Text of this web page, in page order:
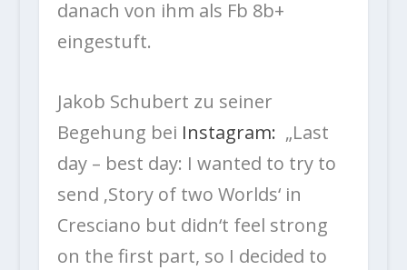
danach von ihm als Fb 8b+
eingestuft.
Jakob Schubert zu seiner
Begehung bei Instagram: „Last
day – best day: I wanted to try to
send ‚Story of two Worlds‘ in
Cresciano but didn‘t feel strong
on the first part, so I decided to